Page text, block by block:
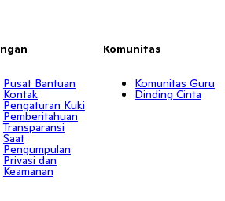
Pusat Bantuan
Kontak
Pengaturan Kuki
Pemberitahuan
Transparansi
Saat
Pengumpulan
Privasi dan
Keamanan
Komunitas
Komunitas Guru
Dinding Cinta